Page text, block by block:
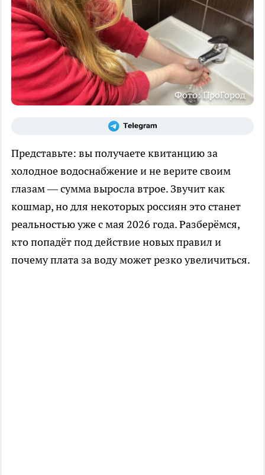
Фото: ПроГород
Представьте: вы получаете квитанцию за
холодное водоснабжение и не верите своим
глазам — сумма выросла втрое. Звучит как
кошмар, но для некоторых россиян это станет
реальностью уже с мая 2026 года. Разберёмся,
кто попадёт под действие новых правил и
почему плата за воду может резко увеличиться.